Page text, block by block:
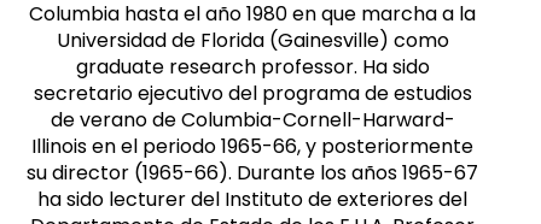
Columbia hasta el año 1980 en que marcha a la
Universidad de Florida (Gainesville) como
graduate research professor. Ha sido
secretario ejecutivo del programa de estudios
de verano de Columbia-Cornell-Harward-
Illinois en el periodo 1965-66, y posteriormente
su director (1965-66). Durante los años 1965-67
ha sido lecturer del Instituto de exteriores del